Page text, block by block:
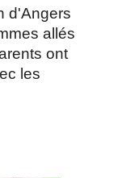
d'Angers
allés
ont
les